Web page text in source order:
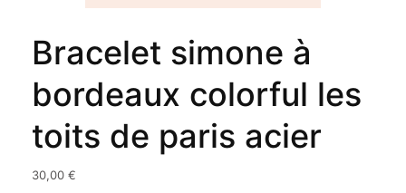
Bracelet simone à
bordeaux colorful les
toits de paris acier
30,00 €